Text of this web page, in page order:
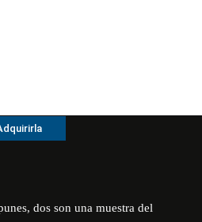
dos son una muestra del